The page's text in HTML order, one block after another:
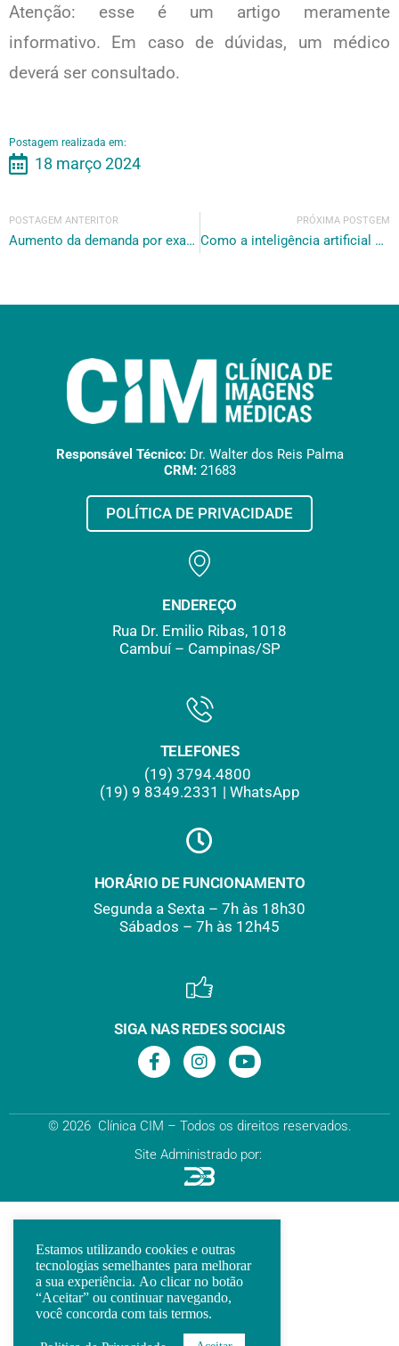
Atenção: esse é um artigo meramente
informativo. Em caso de dúvidas, um médico
deverá ser consultado.
Postagem realizada em:
18 março 2024
POSTAGEM ANTERITOR
Aumento da demanda por exames de imagem
PRÓXIMA POSTGEM
Como a inteligência artificial está revolucionando os exames de imagem
Responsável Técnico:Dr. Walter dos Reis Palma
CRM:21683
POLÍTICA DE PRIVACIDADE
ENDEREÇO
Rua Dr. Emilio Ribas, 1018
Cambuí – Campinas/SP
TELEFONES
(19) 3794.4800
(19) 9 8349.2331 | WhatsApp
HORÁRIO DE FUNCIONAMENTO
Segunda a Sexta – 7h às 18h30
Sábados – 7h às 12h45
SIGA NAS REDES SOCIAIS
© 2026 Clínica CIM – Todos os direitos reservados.
Site Administrado por:
Estamos utilizando cookies e outras
tecnologias semelhantes para melhorar
a sua experiência. Ao clicar no botão
“Aceitar” ou continuar navegando,
você concorda com tais termos.